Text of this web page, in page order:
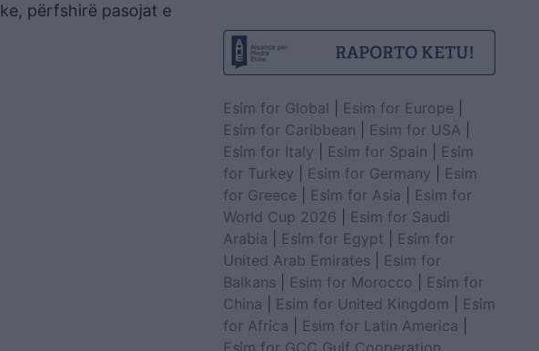
përfshirë pasojat e
Esim for Global Esim for Europe
Esim for Caribbean
Esim for USA
Esim for Italy
Esim for Spain
Esim
for Turkey
Esim for Germany
Esim
for Greece
Esim for Asia
Esim for
World Cup 2026
Esim for Saudi
Arabia
Esim for Egypt
Esim for
United Arab Emirates
Esim for
Balkans
Esim for Morocco
Esim for
China
Esim for United Kingdom
Esim
for Africa
Esim for Latin America
Esim for GCC Gulf Cooperation